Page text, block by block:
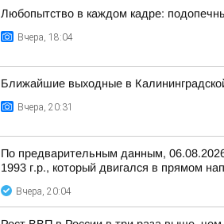
Любопытство в каждом кадре:
Вчера, 18:04
Ближайшие выходные в
Вчера, 20:31
По предварительным данным,
1993 г.р., который двигался в прямом
Вчера, 20:04